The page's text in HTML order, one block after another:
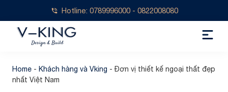
Hotline: 0789996000 - 0822008080
Home - Khách hàng và Vking -Đơn vị thiết kế ngoại thất đẹp
nhất Việt Nam